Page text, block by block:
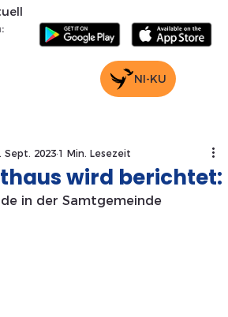
NI-KU
wird berichtet:
Sept. 2023 1 Min. Lesezeit
in der Samtgemeinde